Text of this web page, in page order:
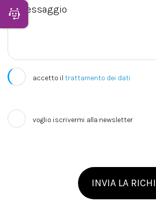
accetto il trattamento dei dati
voglio iscrivermi alla newsletter
INVIA LA
Apri Chatbot